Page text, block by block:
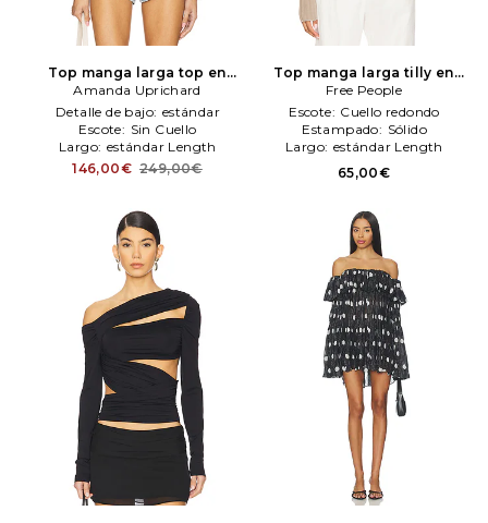
Top manga larga top en
color azul Amanda
Uprichard
Amanda Uprichard
Detalle de bajo: estándar
Escote: Sin Cuello
Largo: estándar Length
146,00€ 249,00€
Top manga larga tilly en
color Topo Free People
Free People
Escote: Cuello redondo
Estampado: Sólido
Largo: estándar Length
65,00€